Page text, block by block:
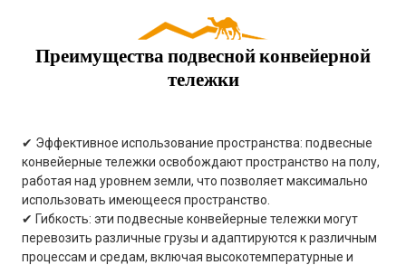
Преимущества подвесной конвейерной
тележки
✔ Эффективное использование пространства: подвесные
конвейерные тележки освобождают пространство на полу,
работая над уровнем земли, что позволяет максимально
использовать имеющееся пространство.
✔ Гибкость: эти подвесные конвейерные тележки могут
перевозить различные грузы и адаптируются к различным
процессам и средам, включая высокотемпературные и